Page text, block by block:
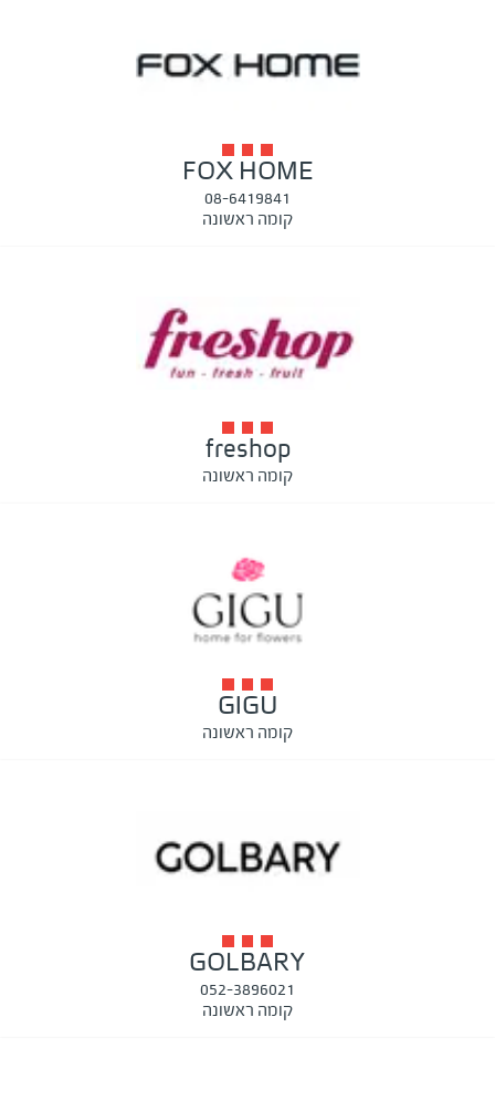
FOX HOME
08-6419841
קומה ראשונה
freshop
קומה ראשונה
GIGU
קומה ראשונה
GOLBARY
052-3896021
קומה ראשונה